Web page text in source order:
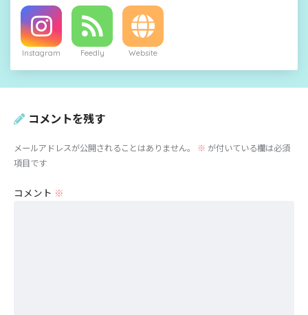
Instagram Feedly Website
コメントを残す
メールアドレスが公開されることはありません。 ※ が付いている欄は必須
項目です
コメント ※